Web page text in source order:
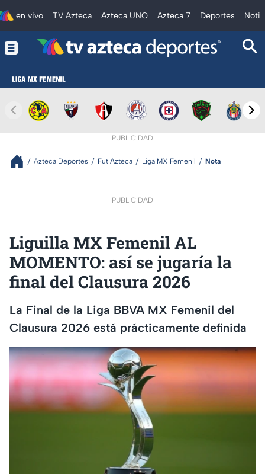
en vivo TV Azteca Azteca UNO Azteca 7 Deportes
PUBLICIDAD
Azteca Deportes Fut Azteca Liga MX Femenil Nota
PUBLICIDAD
Liguilla MX Femenil AL
MOMENTO: así se jugaría la
final del Clausura 2026
La Final de la Liga BBVA MX Femenil del
Clausura 2026 está prácticamente definida